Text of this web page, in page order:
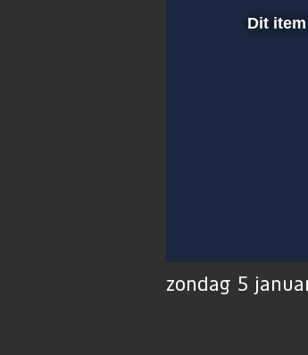
Dit
zondag 5